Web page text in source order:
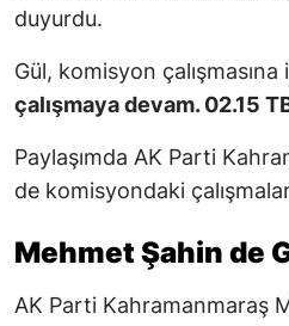
duyurdu.
Gül, komisyon
çalışmaya devam. 02.15
Paylaşımda AK Parti
de komisyondaki
Mehmet Şahin de
AK Parti Kahramanmaraş